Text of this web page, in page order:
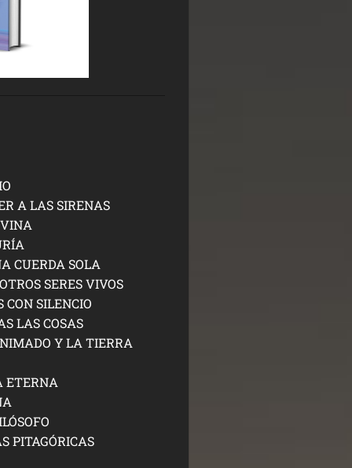
A LAS SIRENAS
CUERDA SOLA
SERES VIVOS
CON SILENCIO
LAS COSAS
Y LA TIERRA
ETERNA
PITAGÓRICAS